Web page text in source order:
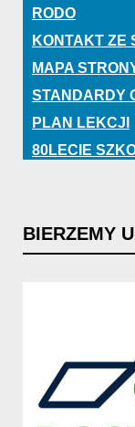
RODO
KONTAKT ZE
MAPA
STANDARDY
PLAN LEKCJI
80LECIE
BIERZEMY